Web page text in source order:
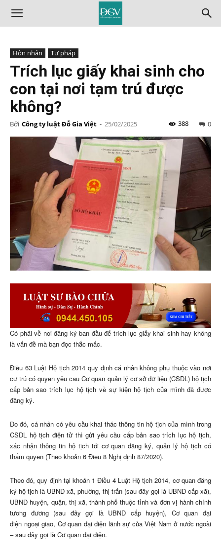
Hôn nhân Tư pháp
Trích lục giấy khai sinh cho
con tại nơi tạm trú được
không?
Bởi Công ty luật Đỗ Gia Việt - 25/02/2025 0
388
Có phải về nơi đăng ký ban đầu để trích lục giấy khai sinh hay không
là vấn đề mà bạn đọc thắc mắc.
Điều 63 Luật Hộ tịch 2014 quy định cá nhân không phụ thuộc vào nơi
cư trú có quyền yêu cầu Cơ quan quản lý cơ sở dữ liệu (CSDL) hộ tịch
cấp bản sao trích lục hộ tịch về sự kiện hộ tịch của mình đã được
đăng ký.
Do đó, cá nhân có yêu cầu khai thác thông tin hộ tịch của mình trong
CSDL hộ tịch điện tử thì gửi yêu cầu cấp bản sao trích lục hộ tịch,
xác nhận thông tin hộ tịch tới cơ quan đăng ký, quản lý hộ tịch có
thẩm quyền (Theo khoản 6 Điều 8 Nghị định 87/2020).
Theo đó, quy định tại khoản 1 Điều 4 Luật Hộ tịch 2014, cơ quan đăng
ký hộ tịch là UBND xã, phường, thị trấn (sau đây gọi là UBND cấp xã),
UBND huyện, quận, thị xã, thành phố thuộc tỉnh và đơn vị hành chính
tương đương (sau đây gọi là UBND cấp huyện), Cơ quan đại
diện ngoại giao, Cơ quan đại diện lãnh sự của Việt Nam ở nước ngoài
– sau đây gọi là Cơ quan đại diện.